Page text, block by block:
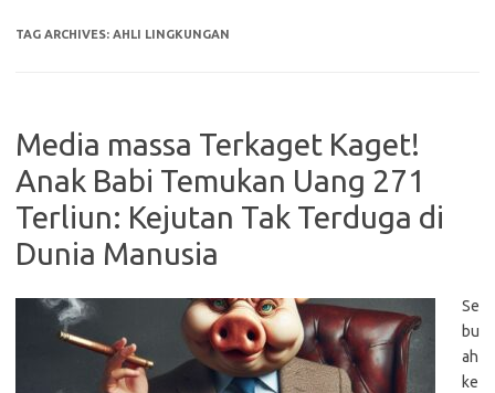
TAG ARCHIVES: AHLI LINGKUNGAN
Media massa Terkaget Kaget!
Anak Babi Temukan Uang 271
Terliun: Kejutan Tak Terduga di
Dunia Manusia
Se
bu
ah
ke